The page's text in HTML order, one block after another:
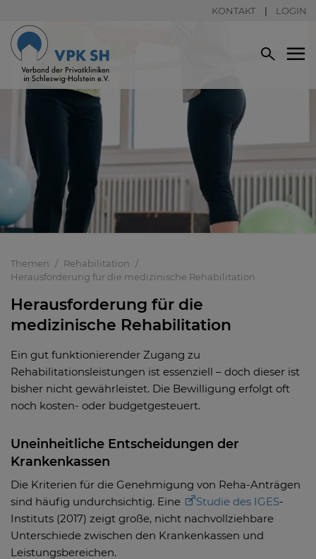
KONTAKT LOGIN
Themen
Rehabilitation
Herausforderung für die medizinische Rehabilitation
Herausforderung für die
medizinische Rehabilitation
Ein gut funktionierender Zugang zu
Rehabilitationsleistungen ist essenziell – doch dieser ist
bisher nicht gewährleistet. Die Bewilligung erfolgt oft
noch kosten- oder budgetgesteuert.
Uneinheitliche Entscheidungen der
Krankenkassen
Die Kriterien für die Genehmigung von Reha-Anträgen
sind häufig undurchsichtig. Eine
Studie des IGES-
Instituts (2017) zeigt große, nicht nachvollziehbare
Unterschiede zwischen den Krankenkassen und
Leistungsbereichen.